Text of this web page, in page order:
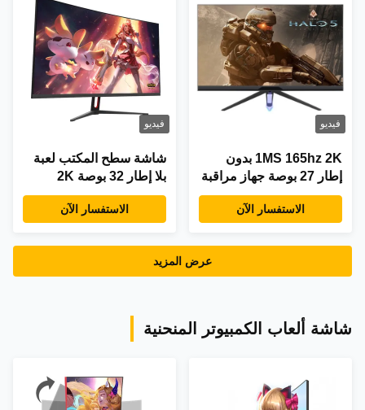
فيديو
1MS 165hz 2K بدون
إطار 27 بوصة جهاز مراقبة
سطح المكتب H2736QP
الاستفسار الآن
فيديو
شاشة سطح المكتب لعبة
بلا إطار 32 بوصة 2K
165HZ 300cd/m2 مزامنة
الاستفسار الآن
عرض المزيد
شاشة ألعاب الكمبيوتر المنحنية